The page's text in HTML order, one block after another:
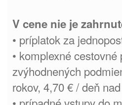
V cene nie je
• príplatok za
• komplexné
zvýhodnených
rokov, 4,70 € / deň